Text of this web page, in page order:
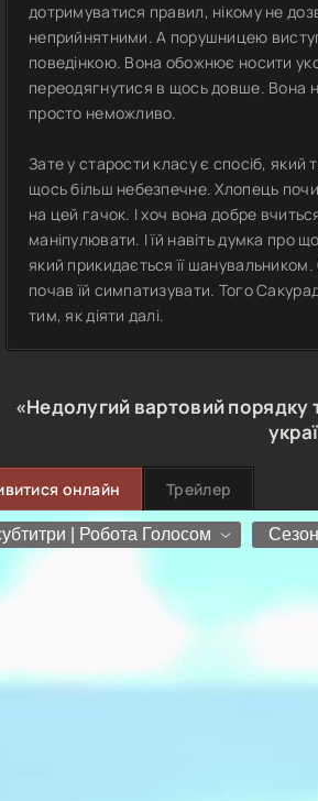
дотримуватися правил, нікому не
неприйнятними. А порушницею
поведінкою. Вона обожнює носити
переодягнутися в щось довше. Вона
просто неможливо.
Зате у старости класу є спосіб, який
щось більш небезпечне. Хлопець
на цей гачок. І хоч вона добре
маніпулювати. І їй навіть думка про
який прикидається її шанувальником.
почав їй симпатизувати. Того
тим, як діяти далі.
«Недолугий вартовий порядку
онлайн Трейлер